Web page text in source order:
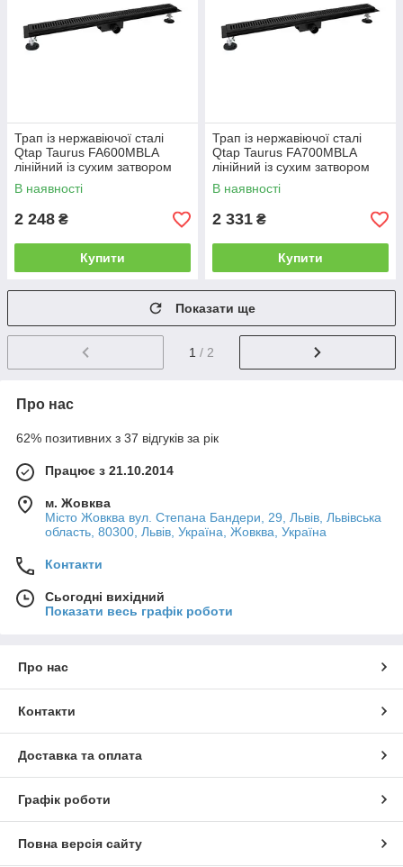
Трап із нержавіючої сталі
Qtap Taurus FA600MBLA
лінійний із сухим затвором
В наявності
2 248 ₴
Купити
Трап із нержавіючої сталі
Qtap Taurus FA700MBLA
лінійний із сухим затвором
В наявності
2 331 ₴
Купити
Показати ще
1 / 2
Про нас
62% позитивних з 37 відгуків за рік
Працює з 21.10.2014
м. Жовква
Місто Жовква вул. Степана Бандери, 29, Львів, Львівська
область, 80300, Львів, Україна, Жовква, Україна
Контакти
Сьогодні вихідний
Показати весь графік роботи
Про нас
Контакти
Доставка та оплата
Графік роботи
Повна версія сайту